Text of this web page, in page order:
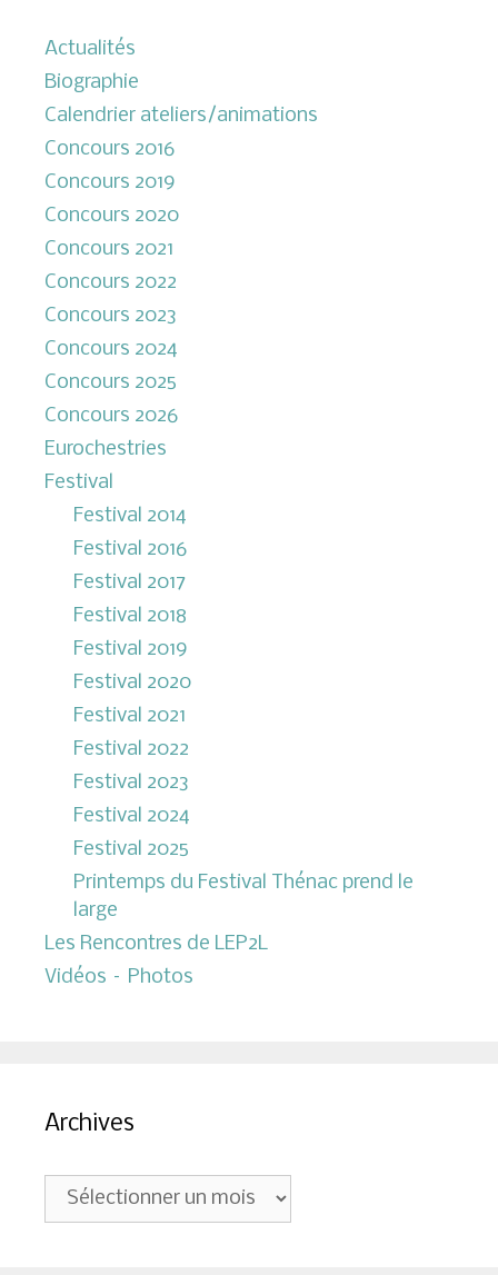
Actualités
Biographie
Calendrier ateliers/animations
Concours 2016
Concours 2019
Concours 2020
Concours 2021
Concours 2022
Concours 2023
Concours 2024
Concours 2025
Concours 2026
Eurochestries
Festival
Festival 2014
Festival 2016
Festival 2017
Festival 2018
Festival 2019
Festival 2020
Festival 2021
Festival 2022
Festival 2023
Festival 2024
Festival 2025
Printemps du Festival Thénac prend le
large
Les Rencontres de LEP2L
Vidéos – Photos
Archives
Archives